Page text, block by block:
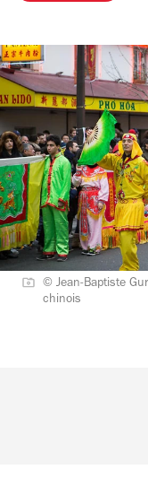
© Jean-Baptiste
chinois